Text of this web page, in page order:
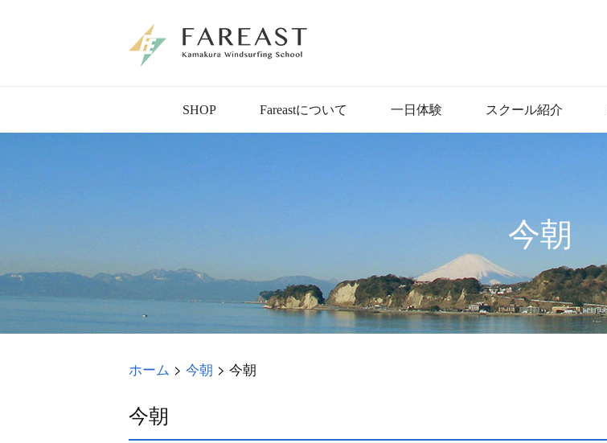
SHOP Fareastについて 一日体験 スクール紹介
今朝
ホーム > 今朝 > 今朝
今朝